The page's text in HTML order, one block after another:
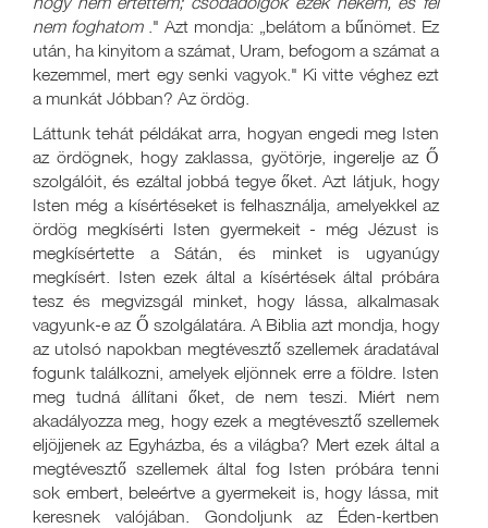
nem foghatom ." Azt mondja: „belátom a bűnömet. Ez
után, ha kinyitom a számat, Uram, befogom a számat a
kezemmel, mert egy senki vagyok." Ki vitte véghez ezt
a munkát Jóbban? Az ördög.
Láttunk tehát példákat arra, hogyan engedi meg Isten
az ördögnek, hogy zaklassa, gyötörje, ingerelje az Ő
szolgálóit, és ezáltal jobbá tegye őket. Azt látjuk, hogy
Isten még a kísértéseket is felhasználja, amelyekkel az
ördög megkísérti Isten gyermekeit - még Jézust is
megkísértette a Sátán, és minket is ugyanúgy
megkísért. Isten ezek által a kísértések által próbára
tesz és megvizsgál minket, hogy lássa, alkalmasak
vagyunk-e az Ő szolgálatára. A Biblia azt mondja, hogy
az utolsó napokban megtévesztő szellemek áradatával
fogunk találkozni, amelyek eljönnek erre a földre. Isten
meg tudná állítani őket, de nem teszi. Miért nem
akadályozza meg, hogy ezek a megtévesztő szellemek
eljöjjenek az Egyházba, és a világba? Mert ezek által a
megtévesztő szellemek által fog Isten próbára tenni
sok embert, beleértve a gyermekeit is, hogy lássa, mit
keresnek valójában. Gondoljunk az Éden-kertben